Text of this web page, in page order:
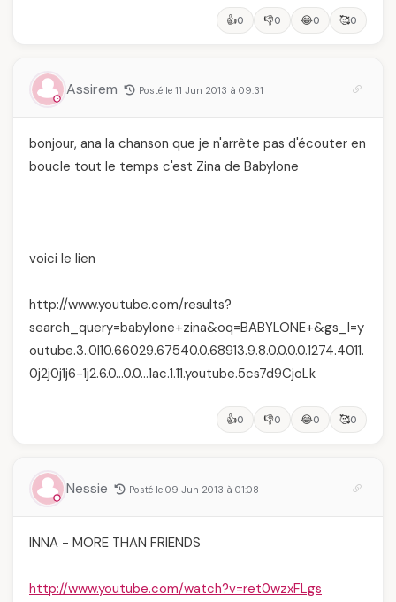
👍0 👎0 😂0 🥰0
Assirem Posté le 11 Jun 2013 à 09:31
bonjour, ana la chanson que je n'arrête pas d'écouter en
boucle tout le temps c'est Zina de Babylone
voici le lien
http://www.youtube.com/results?
search_query=babylone+zina&oq=BABYLONE+&gs_l=y
outube.3..0l10.66029.67540.0.68913.9.8.0.0.0.0.1274.4011.
0j2j0j1j6-1j2.6.0…0.0…1ac.1.11.youtube.5cs7d9CjoLk
👍0 👎0 😂0 🥰0
Nessie Posté le 09 Jun 2013 à 01:08
INNA - MORE THAN FRIENDS
http://www.youtube.com/watch?v=ret0wzxFLgs